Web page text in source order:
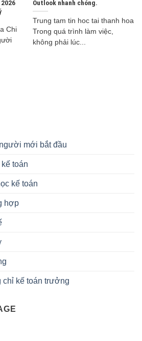
Chi
Outlook nhanh chóng.
Trung tam tin hoc tai thanh hoa
Trong quá trình làm việc,
không phải lúc...
mới bắt đầu
toán
kế toán
hợp
kế toán trưởng